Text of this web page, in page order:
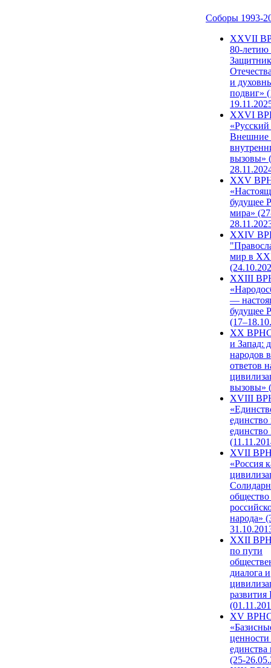
Соборы 1993-
ХХVII
80-
и
подвиг»
XXVI
Внешние
вызовы»
XXV
будущее
мира»
XXIV
мир в
XXIII
—
будущее
XX ВРНС
и Запад:
народов
ответов
вызовы»
XVIII
единство
единство
XVII
«Россия
народа»
XXII
по пути
диалога и
развития
XV
единства
(25-